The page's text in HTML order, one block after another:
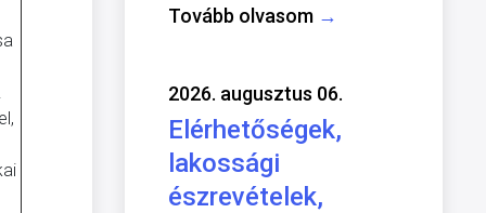
Tovább olvasom →
2026. augusztus 06.
Elérhetőségek,
lakossági
észrevételek,